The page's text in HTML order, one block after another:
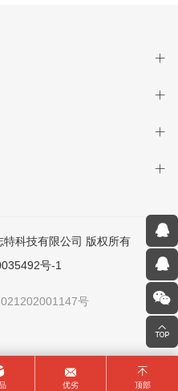
科技有限公司 版权所有
号-1
号
优劣 顶部